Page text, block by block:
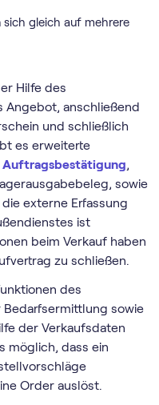
gleich auf mehrere
Hilfe des
Angebot, anschließend
und schließlich
es erweiterte
Auftragsbestätigung,
sowie
externe Erfassung
ist
beim Verkauf haben
zu schließen.
des
sowie
der Verkaufsdaten
möglich, dass ein
Order auslöst.